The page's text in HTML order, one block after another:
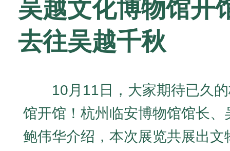
吴越文化博物馆开
去往吴越千秋
10月11日，大家期待已久
馆开馆！杭州临安博物馆馆长
鲍伟华介绍，本次展览共展出